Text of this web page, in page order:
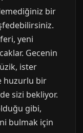
bir
yeni
Gecenin
ister
huzurlu bir
sizi bekliyor.
gibi,
bulmak için